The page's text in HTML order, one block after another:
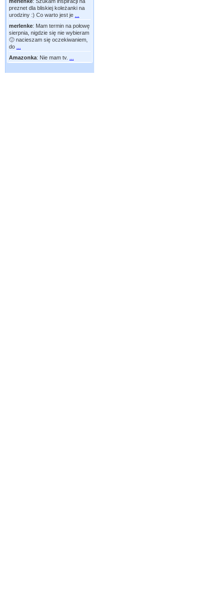
preznet dla bliskiej koleżanki na
urodziny :) Co warto jest je
merlenke: Mam termin na połowę
sierpnia, nigdzie się nie wybieram
🙂 nacieszam się oczekiwaniem,
do
Amazonka: Nie mam tv.